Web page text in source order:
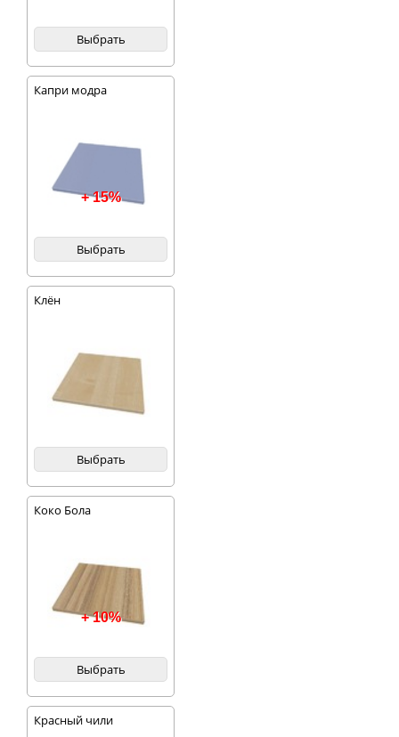
Выбрать
Капри модра
+ 15%
Выбрать
Клён
Выбрать
Коко Бола
+ 10%
Выбрать
Красный чили